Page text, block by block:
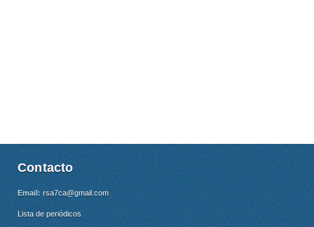
Contacto
Email: rsa7ca@gmail.com
Lista de periódicos